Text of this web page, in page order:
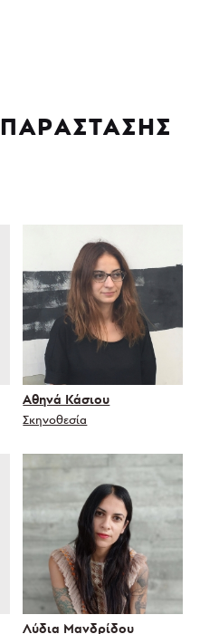
ΠΑΡΑΣΤΑΣΗΣ
Αθηνά Κάσιου
Σκηνοθεσία
Λύδια Μανδρίδου